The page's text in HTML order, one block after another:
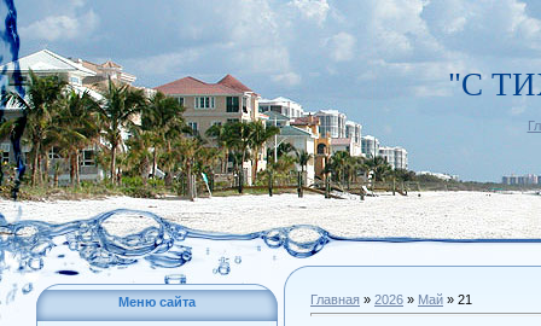
"С
Меню сайта Главная » 2026 » Май » 21